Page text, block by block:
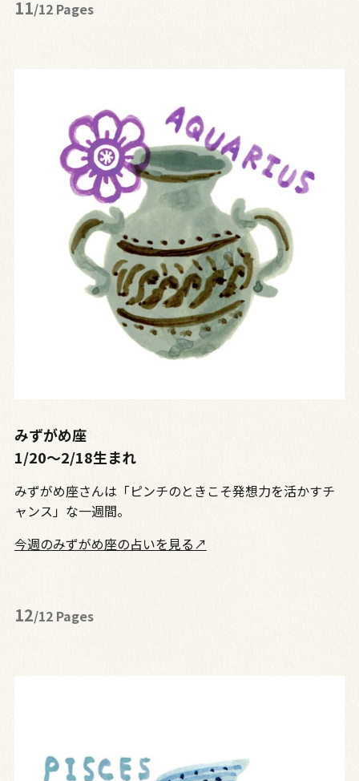
11/12 Pages
みずがめ座
1/20〜2/18生まれ
みずがめ座さんは「ピンチのときこそ発想力を活かすチ
ャンス」な一週間。
今週のみずがめ座の占いを見る↗
12/12 Pages